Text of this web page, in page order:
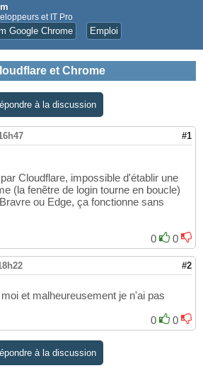
et IT Pro
Google Chrome Emploi
et Chrome
à la discussion
#1
Cloudflare, impossible d'établir une
(la fenêtre de login tourne en boucle)
ou Edge, ça fonctionne sans
0
0
#2
et malheureusement je n'ai pas
0
0
à la discussion